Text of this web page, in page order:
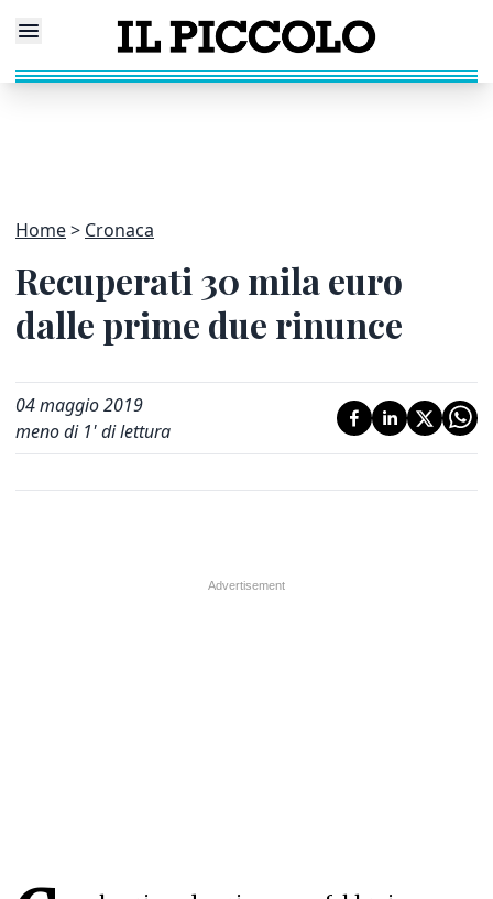
Home Cronaca
Recuperati 30 mila euro
dalle prime due rinunce
04 maggio 2019
meno di 1' di lettura